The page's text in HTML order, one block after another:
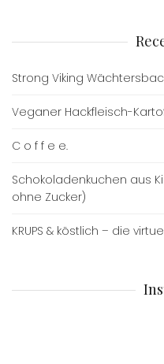
Strong Viking
Veganer Hackfleisch-
C o f f e e.
Schokoladenkuchen aus
ohne Zucker)
KRUPS & köstlich – die